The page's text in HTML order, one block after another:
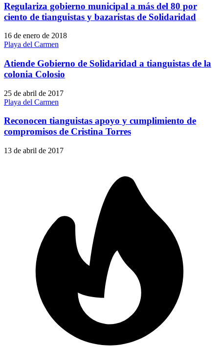
Regulariza gobierno municipal a más del 80 por
ciento de tianguistas y bazaristas de Solidaridad
16 de enero de 2018
Playa del Carmen
Atiende Gobierno de Solidaridad a tianguistas de la
colonia Colosio
25 de abril de 2017
Playa del Carmen
Reconocen tianguistas apoyo y cumplimiento de
compromisos de Cristina Torres
13 de abril de 2017